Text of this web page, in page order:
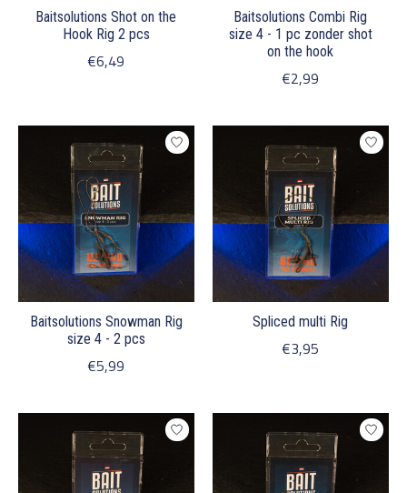
Baitsolutions Shot on the
Hook Rig 2 pcs
€6,49
Baitsolutions Combi Rig
size 4 - 1 pc zonder shot
on the hook
€2,99
Baitsolutions Snowman Rig
size 4 - 2 pcs
€5,99
Spliced multi Rig
€3,95